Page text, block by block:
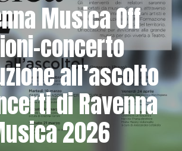
Musica Off
concerto
all’ascolto
di Ravenna
2026